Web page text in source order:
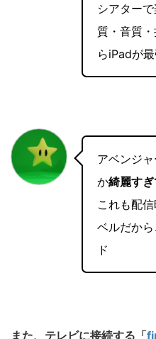
シアター
質・音質
らiPadが
アベンジ
か綺麗す
これも配
ベルだか
ド
また、テレビに接続する「